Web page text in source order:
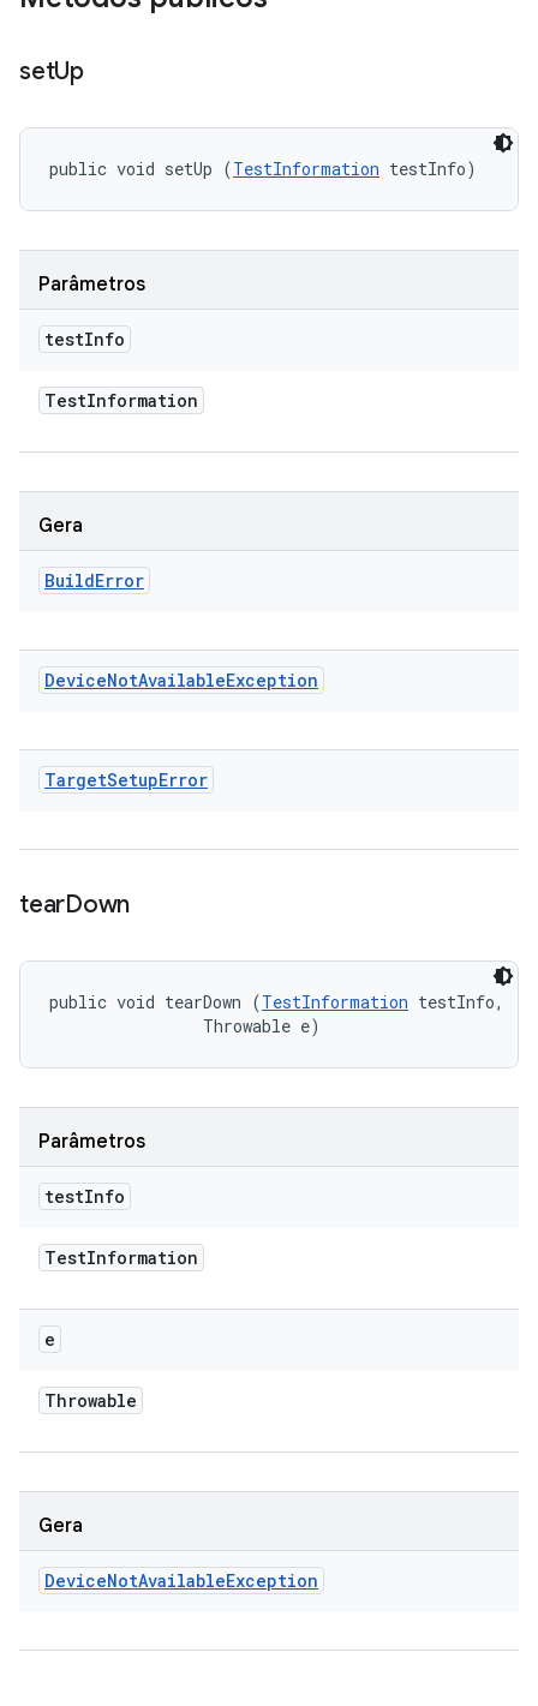
setUp
public void setUp (TestInformation testInfo)
Parâmetros
testInfo
TestInformation
Gera
BuildError
DeviceNotAvailableException
TargetSetupError
tearDown
public void tearDown (TestInformation testInfo,
                Throwable e)
Parâmetros
testInfo
TestInformation
e
Throwable
Gera
DeviceNotAvailableException